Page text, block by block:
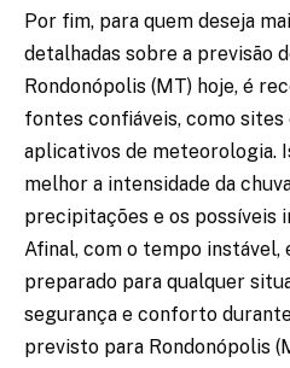
Por fim, para quem deseja
detalhadas sobre a previsão
Rondonópolis (MT) hoje, é
fontes confiáveis, como sites
aplicativos de meteorologia.
melhor a intensidade da
precipitações e os possíveis
Afinal, com o tempo
preparado para qualquer
segurança e conforto
previsto para Rondonópolis